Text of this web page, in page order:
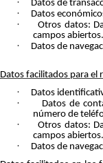
Datos de
· Datos
·
Otros datos:
campos abiertos.
· Datos de
Datos facilitados para el
· Datos
·
Datos de
número de
·
Otros datos:
campos abiertos.
·
Datos de